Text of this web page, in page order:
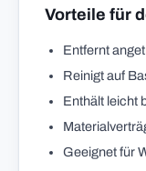
Vorteile für
Entfernt
Reinigt auf
Enthält leicht
Geeignet für